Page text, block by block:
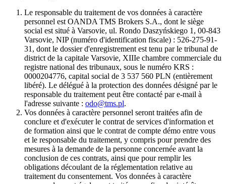
Le responsable du traitement de vos données à caractère
personnel est OANDA TMS Brokers S.A., dont le siège
social est situé à Varsovie, ul. Rondo Daszyńskiego 1, 00-843
Varsovie, NIP (numéro d'identification fiscale) : 526-275-91-
31, dont le dossier d'enregistrement est tenu par le tribunal de
district de la capitale Varsovie, XIIIe chambre commerciale du
registre national des tribunaux, sous le numéro KRS :
0000204776, capital social de 3 537 560 PLN (entièrement
libéré). Le délégué à la protection des données désigné par le
responsable du traitement peut être contacté par e-mail à
l'adresse suivante : odo@tms.pl.
Vos données à caractère personnel seront traitées afin de
conclure et d'exécuter le contrat de services d'information et
de formation ainsi que le contrat de compte démo entre vous
et le responsable du traitement, y compris pour prendre des
mesures à la demande de la personne concernée avant la
conclusion de ces contrats, ainsi que pour remplir les
obligations découlant de la réglementation relative au
traitement du consentement. Vos données à caractère